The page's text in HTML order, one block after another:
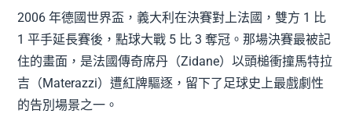
2006 年德國世界盃，義大利在決賽對上法國，雙方 1 比
1 平手延長賽後，點球大戰 5 比 3 奪冠。那場決賽最被記
住的畫面，是法國傳奇席丹（Zidane）以頭槌衝撞馬特拉
吉（Materazzi）遭紅牌驅逐，留下了足球史上最戲劇性
的告別場景之一。